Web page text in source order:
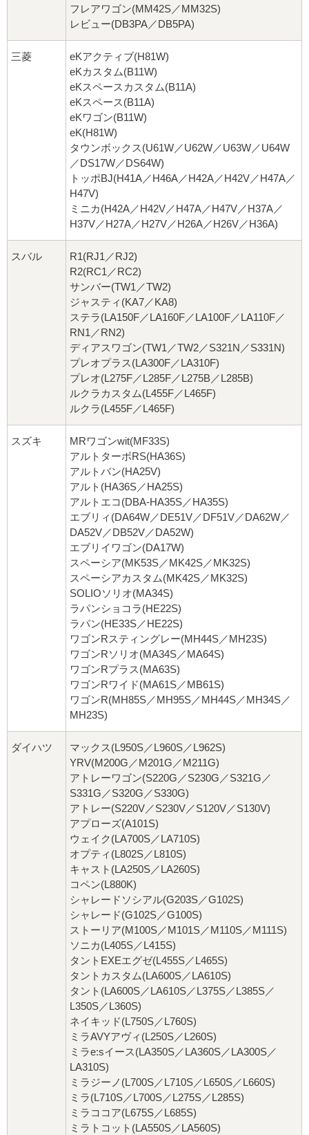
フレアワゴン(MM42S／MM32S)
レビュー(DB3PA／DB5PA)
三菱
eKアクティブ(H81W)
eKカスタム(B11W)
eKスペースカスタム(B11A)
eKスペース(B11A)
eKワゴン(B11W)
eK(H81W)
タウンボックス(U61W／U62W／U63W／U64W
／DS17W／DS64W)
トッポBJ(H41A／H46A／H42A／H42V／H47A／
H47V)
ミニカ(H42A／H42V／H47A／H47V／H37A／
H37V／H27A／H27V／H26A／H26V／H36A)
スバル
R1(RJ1／RJ2)
R2(RC1／RC2)
サンバー(TW1／TW2)
ジャスティ(KA7／KA8)
ステラ(LA150F／LA160F／LA100F／LA110F／
RN1／RN2)
ディアスワゴン(TW1／TW2／S321N／S331N)
プレオプラス(LA300F／LA310F)
プレオ(L275F／L285F／L275B／L285B)
ルクラカスタム(L455F／L465F)
ルクラ(L455F／L465F)
スズキ
MRワゴンwit(MF33S)
アルトターボRS(HA36S)
アルトバン(HA25V)
アルト(HA36S／HA25S)
アルトエコ(DBA-HA35S／HA35S)
エブリィ(DA64W／DE51V／DF51V／DA62W／
DA52V／DB52V／DA52W)
エブリイワゴン(DA17W)
スペーシア(MK53S／MK42S／MK32S)
スペーシアカスタム(MK42S／MK32S)
SOLIOソリオ(MA34S)
ラパンショコラ(HE22S)
ラパン(HE33S／HE22S)
ワゴンRスティングレー(MH44S／MH23S)
ワゴンRソリオ(MA34S／MA64S)
ワゴンRプラス(MA63S)
ワゴンRワイド(MA61S／MB61S)
ワゴンR(MH85S／MH95S／MH44S／MH34S／
MH23S)
ダイハツ
マックス(L950S／L960S／L962S)
YRV(M200G／M201G／M211G)
アトレーワゴン(S220G／S230G／S321G／
S331G／S320G／S330G)
アトレー(S220V／S230V／S120V／S130V)
アプローズ(A101S)
ウェイク(LA700S／LA710S)
オプティ(L802S／L810S)
キャスト(LA250S／LA260S)
コペン(L880K)
シャレードソシアル(G203S／G102S)
シャレード(G102S／G100S)
ストーリア(M100S／M101S／M110S／M111S)
ソニカ(L405S／L415S)
タントEXEエグゼ(L455S／L465S)
タントカスタム(LA600S／LA610S)
タント(LA600S／LA610S／L375S／L385S／
L350S／L360S)
ネイキッド(L750S／L760S)
ミラAVYアヴィ(L250S／L260S)
ミラe:sイース(LA350S／LA360S／LA300S／
LA310S)
ミラジーノ(L700S／L710S／L650S／L660S)
ミラ(L710S／L700S／L275S／L285S)
ミラココア(L675S／L685S)
ミラトコット(LA550S／LA560S)